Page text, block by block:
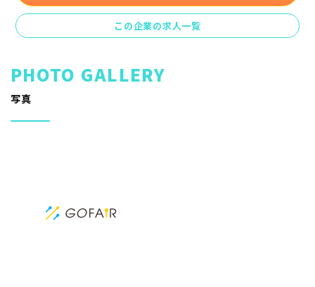
この企業の求人一覧
写真